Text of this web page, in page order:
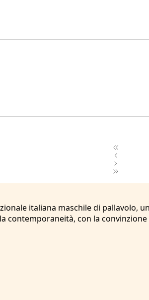
italiana maschile di pallavolo,
contemporaneità, con la